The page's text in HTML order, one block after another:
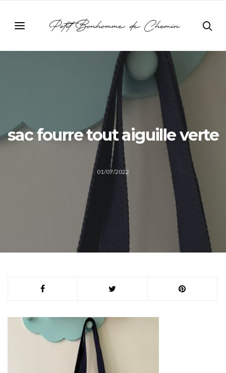
sac fourre tout aiguille verte
01/07/2022